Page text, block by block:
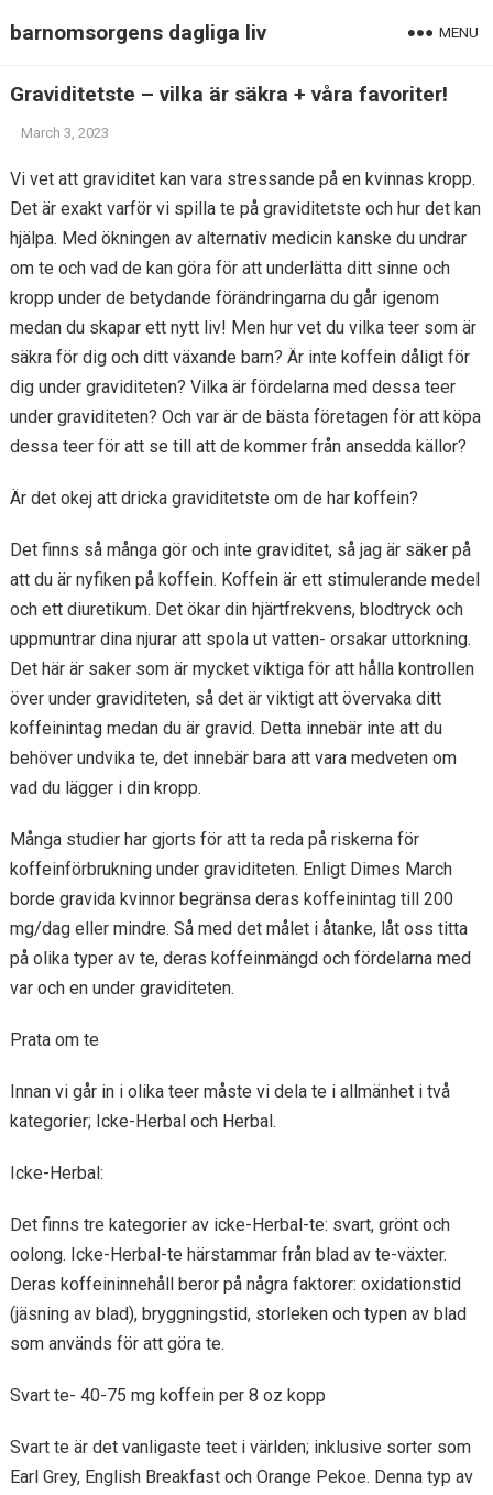
barnomsorgens dagliga liv MENU
Graviditetste – vilka är säkra + våra favoriter!
March 3, 2023
Vi vet att graviditet kan vara stressande på en kvinnas kropp.
Det är exakt varför vi spilla te på graviditetste och hur det kan
hjälpa. Med ökningen av alternativ medicin kanske du undrar
om te och vad de kan göra för att underlätta ditt sinne och
kropp under de betydande förändringarna du går igenom
medan du skapar ett nytt liv! Men hur vet du vilka teer som är
säkra för dig och ditt växande barn? Är inte koffein dåligt för
dig under graviditeten? Vilka är fördelarna med dessa teer
under graviditeten? Och var är de bästa företagen för att köpa
dessa teer för att se till att de kommer från ansedda källor?
Är det okej att dricka graviditetste om de har koffein?
Det finns så många gör och inte graviditet, så jag är säker på
att du är nyfiken på koffein. Koffein är ett stimulerande medel
och ett diuretikum. Det ökar din hjärtfrekvens, blodtryck och
uppmuntrar dina njurar att spola ut vatten- orsakar uttorkning.
Det här är saker som är mycket viktiga för att hålla kontrollen
över under graviditeten, så det är viktigt att övervaka ditt
koffeinintag medan du är gravid. Detta innebär inte att du
behöver undvika te, det innebär bara att vara medveten om
vad du lägger i din kropp.
Många studier har gjorts för att ta reda på riskerna för
koffeinförbrukning under graviditeten. Enligt Dimes March
borde gravida kvinnor begränsa deras koffeinintag till 200
mg/dag eller mindre. Så med det målet i åtanke, låt oss titta
på olika typer av te, deras koffeinmängd och fördelarna med
var och en under graviditeten.
Prata om te
Innan vi går in i olika teer måste vi dela te i allmänhet i två
kategorier; Icke-Herbal och Herbal.
Icke-Herbal:
Det finns tre kategorier av icke-Herbal-te: svart, grönt och
oolong. Icke-Herbal-te härstammar från blad av te-växter.
Deras koffeininnehåll beror på några faktorer: oxidationstid
(jäsning av blad), bryggningstid, storleken och typen av blad
som används för att göra te.
Svart te- 40-75 mg koffein per 8 oz kopp
Svart te är det vanligaste teet i världen; inklusive sorter som
Earl Grey, English Breakfast och Orange Pekoe. Denna typ av